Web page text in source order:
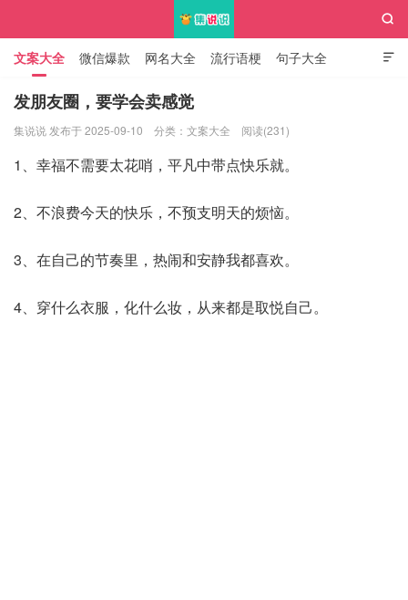

文案大全 微信爆款 网名大全 流行语梗 句子大全
知识大全

发朋友圈，要学会卖感觉
集说说 发布于 2025-09-10 分类： 文案大全 阅读(231)
1、幸福不需要太花哨，平凡中带点快乐就。
2、不浪费今天的快乐，不预支明天的烦恼。
3、在自己的节奏里，热闹和安静我都喜欢。
4、穿什么衣服，化什么妆，从来都是取悦自己。